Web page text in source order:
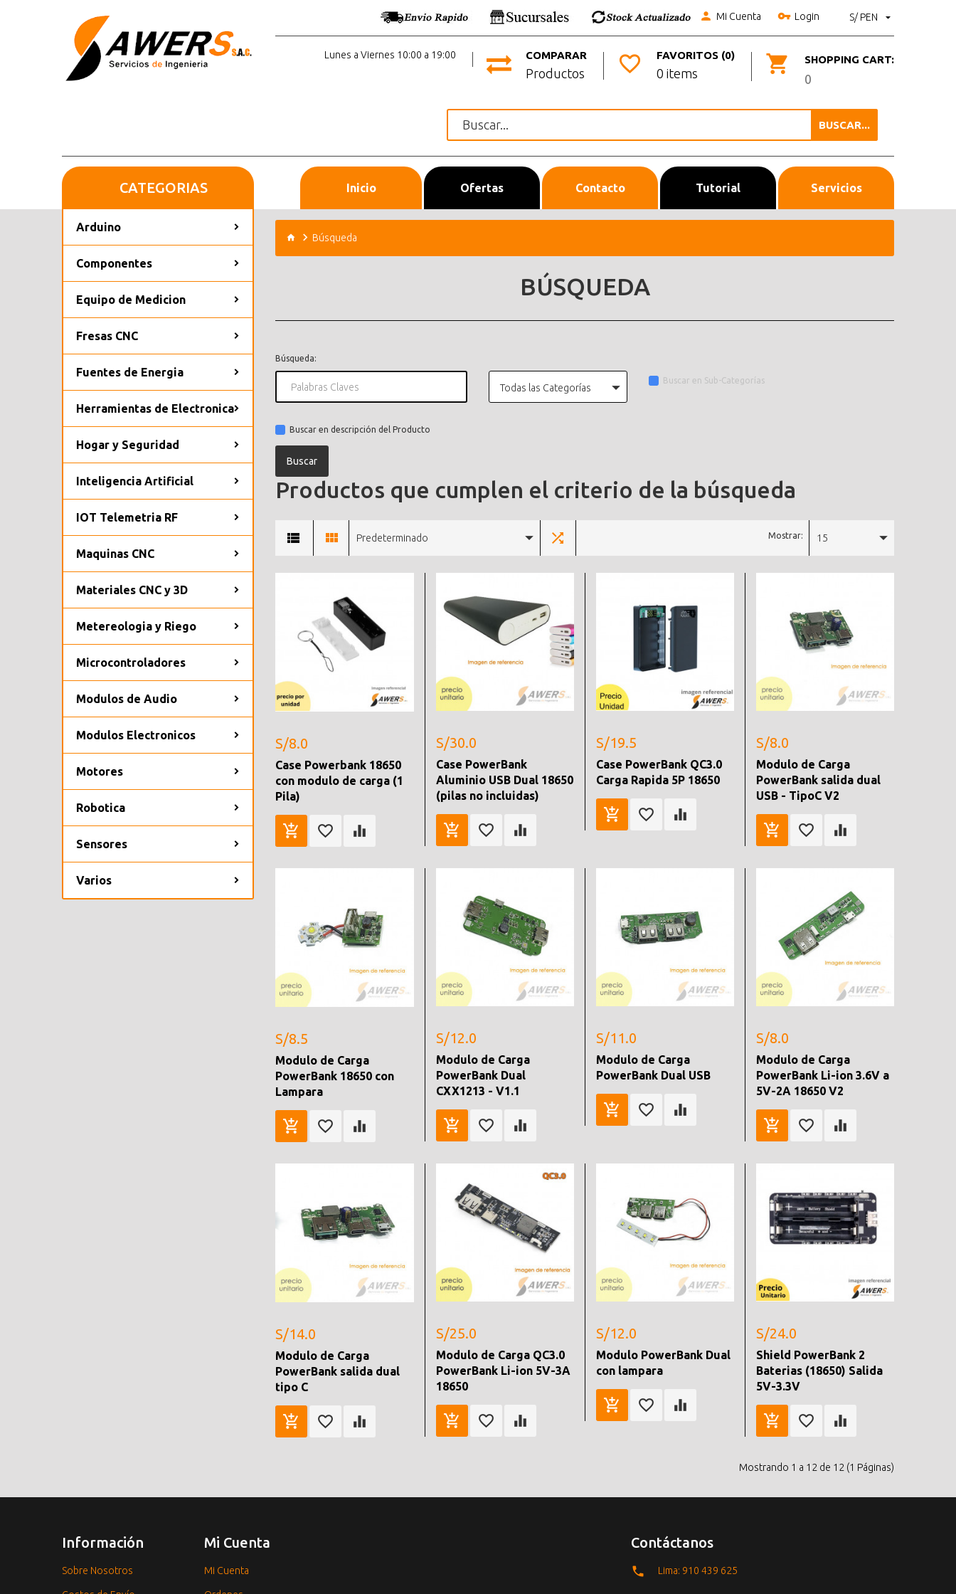
S/ PEN
Mi Cuenta Login
SHOPPING CART:
0
FAVORITOS (0)
0 items
COMPARAR
Productos
Lunes a Viernes 10:00 a 19:00
BUSCAR...
Inicio Ofertas Contacto Tutorial Servicios
CATEGORIAS
Arduino
Componentes
Equipo de Medicion
Fresas CNC
Fuentes de Energia
Herramientas de Electronica
Hogar y Seguridad
Inteligencia Artificial
IOT Telemetria RF
Maquinas CNC
Materiales CNC y 3D
Metereologia y Riego
Microcontroladores
Modulos de Audio
Modulos Electronicos
Motores
Robotica
Sensores
Varios
Búsqueda
BÚSQUEDA
Búsqueda:
Todas las Categorías
Buscar en Sub-Categorías
Buscar en descripción del Producto
Productos que cumplen el criterio de la búsqueda
Predeterminado Mostrar: 15
S/8.0
Case Powerbank 18650
con modulo de carga (1
Pila)
S/30.0
Case PowerBank
Aluminio USB Dual 18650
(pilas no incluidas)
S/19.5
Case PowerBank QC3.0
Carga Rapida 5P 18650
S/8.0
Modulo de Carga
PowerBank salida dual
USB - TipoC V2
S/8.5
Modulo de Carga
PowerBank 18650 con
Lampara
S/12.0
Modulo de Carga
PowerBank Dual
CXX1213 - V1.1
S/11.0
Modulo de Carga
PowerBank Dual USB
S/8.0
Modulo de Carga
PowerBank Li-ion 3.6V a
5V-2A 18650 V2
S/14.0
Modulo de Carga
PowerBank salida dual
tipo C
S/25.0
Modulo de Carga QC3.0
PowerBank Li-ion 5V-3A
18650
S/12.0
Modulo PowerBank Dual
con lampara
S/24.0
Shield PowerBank 2
Baterias (18650) Salida
5V-3.3V
Mostrando 1 a 12 de 12 (1 Páginas)
Información
Sobre Nosotros
Mi Cuenta
Mi Cuenta
Contáctanos
Lima: 910 439 625